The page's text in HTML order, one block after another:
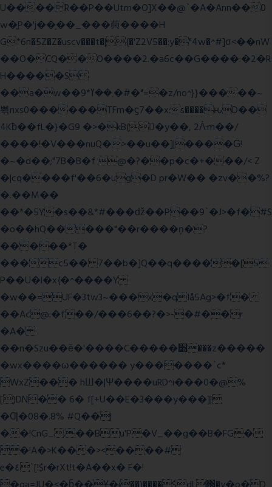
U����R��P��Utm�O]X��@`�A�Ann��0
w�͍P�'j��֛��_���䕟����H
G*6n�5Z�Z�uscv���t�|{�'Z2V5��:y�"4w�^#]σ<��nW
��O�CQ��O����2.�a6c��G����:�2�R
H�����S
��a�w��9*܂��ߌ�#�"=�z/no^}}�����~
쀢nxs0������TFm�ϛ7��x:s����ԋD��
4Kƀ��fL�}�G9 �>�kB(�ِy��, 2ᐿm��/
����!�V���nuQ�>��u��]|����Ġ!
�~�d��;"7B�B�f @�?��p�c�+���/< Z
�|cq����f'��6�ug�D pr�W�� �zv��%?
�.��M��
��*�5Y�s��&*#���ǆ��P��9`�J>�f�#S
�o��hQ�����"��r����ņ�?
�����*T�
���c5�� 7��b�]Q��q�����[5
P��U�l�x{�^����Y
�w��=UF�3tw3~���x�qIå5Ag>�f�
��Ac@:�f��/���6��?�>-�#��r
�A�
��n�Szu��ӗ�'����C�����׻���z�����
�wx����ω������ y�������`c*
WxZ��� hШ�|Ψ����uRD^i���0�@%
[)DN�� 6� f[+U��E�3���y���]|
�Ƣ�08�.8% #Q��|
��!CnG_.��Bu'P�V_��g��B�FG�
�!A�>K���><����#
e�٤`[!$r�rXt!t�A��x� F�!